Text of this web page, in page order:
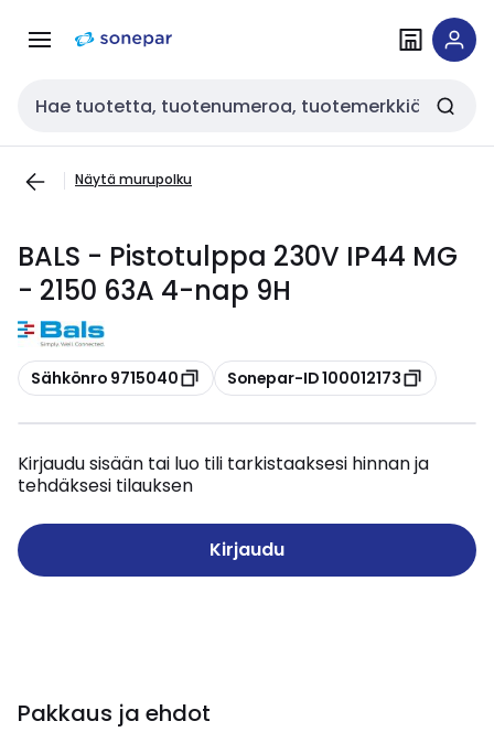
navigointiinsisältöön
Haku
Näytä murupolku
BALS - Pistotulppa 230V IP44 MG
- 2150 63A 4-nap 9H
Kopioi
Sähkönro 9715040 Kopioi
Sonepar-ID 100012173
Kirjaudu sisään tai luo tili tarkistaaksesi hinnan ja
tehdäksesi tilauksen
Kirjaudu
Pakkaus ja ehdot